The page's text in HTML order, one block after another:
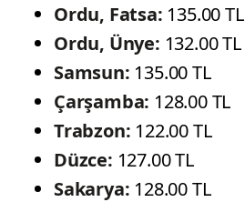
Ordu, Fatsa: 135.00 TL
Ordu, Ünye: 132.00 TL
Samsun: 135.00 TL
Çarşamba: 128.00 TL
Trabzon: 122.00 TL
Düzce: 127.00 TL
Sakarya: 128.00 TL